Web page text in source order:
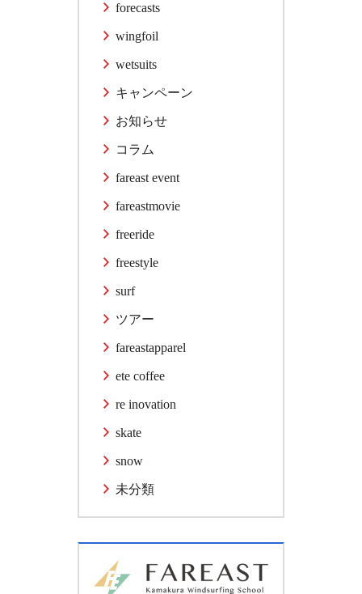
forecasts
wingfoil
wetsuits
キャンペーン
お知らせ
コラム
fareast event
fareastmovie
freeride
freestyle
surf
ツアー
fareastapparel
ete coffee
re inovation
skate
snow
未分類